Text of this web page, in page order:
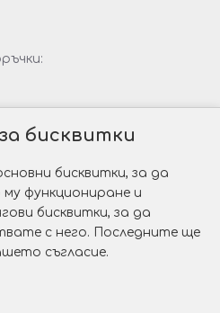
Gold&Silver?
пръстен?
бисквитки
бисквитки, за да
функциониране и
бисквитки, за да
с него. Последните ще
съгласие.